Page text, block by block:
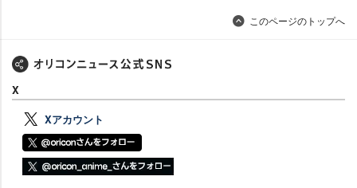
このページのトップへ
X
Xアカウント